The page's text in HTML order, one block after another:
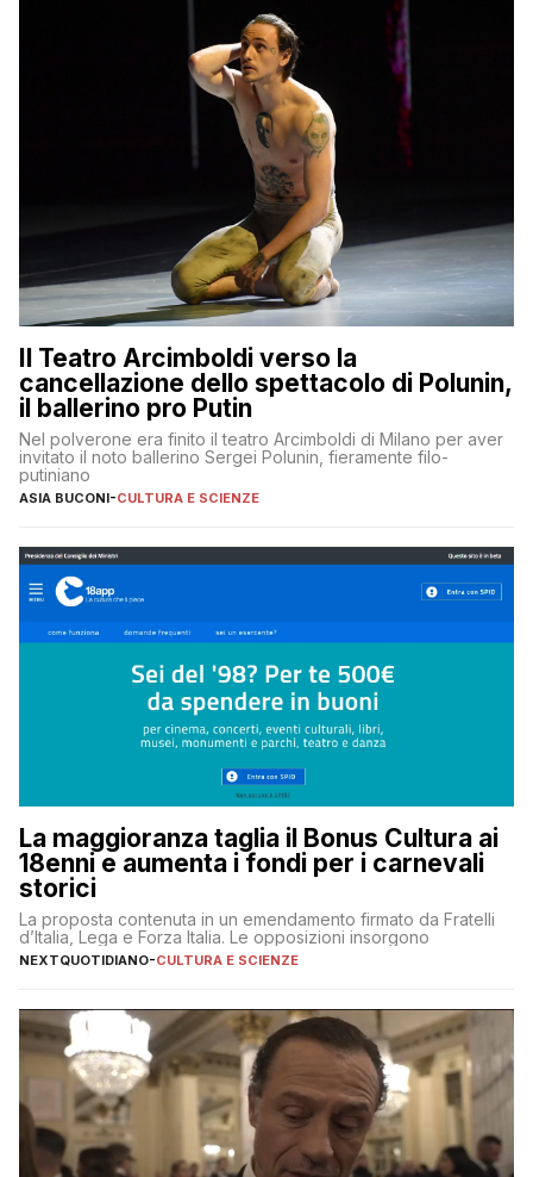
Il Teatro Arcimboldi verso la
cancellazione dello spettacolo di Polunin,
il ballerino pro Putin
Nel polverone era finito il teatro Arcimboldi di Milano per aver
invitato il noto ballerino Sergei Polunin, fieramente filo-
putiniano
ASIA BUCONI-CULTURA E SCIENZE
La maggioranza taglia il Bonus Cultura ai
18enni e aumenta i fondi per i carnevali
storici
La proposta contenuta in un emendamento firmato da Fratelli
d’Italia, Lega e Forza Italia. Le opposizioni insorgono
NEXTQUOTIDIANO-CULTURA E SCIENZE